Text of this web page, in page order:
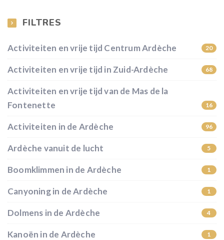
FILTRES
Activiteiten en vrije tijd Centrum Ardèche 20
Activiteiten en vrije tijd in Zuid-Ardèche 68
Activiteiten en vrije tijd van de Mas de la
Fontenette
16
Activiteiten in de Ardèche 96
Ardèche vanuit de lucht 5
Boomklimmen in de Ardèche 1
Canyoning in de Ardèche 1
Dolmens in de Ardèche 4
Kanoën in de Ardèche 1